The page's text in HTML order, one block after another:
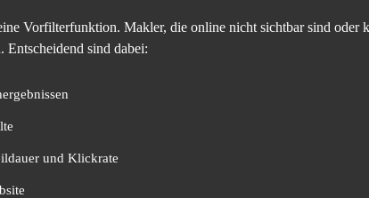
Vorfilterfunktion. Makler, die online nicht sichtbar sind oder
Entscheidend sind dabei:
und Klickrate